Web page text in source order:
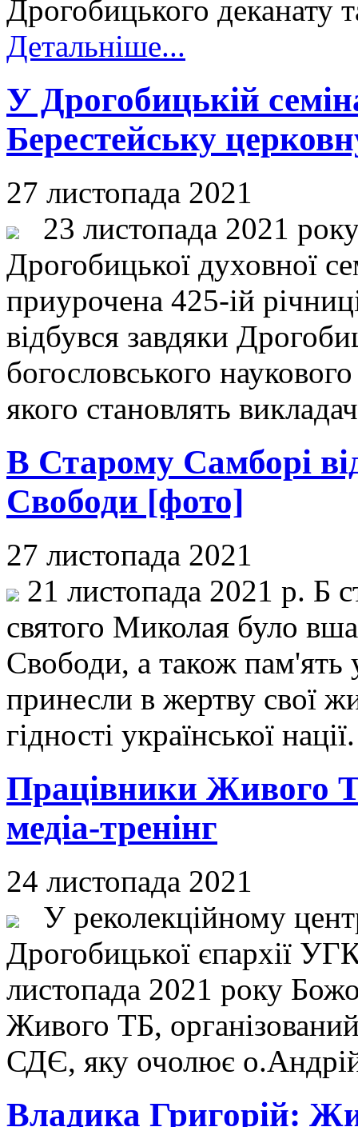
Дрогобицького деканату
Детальніше...
У Дрогобицькій
Берестейську
27 листопада 2021
23 листопада 2021
Дрогобицької духовної
приурочена 425-ій
відбувся завдяки
богословського
якого становлять
В Старому Самборі
Свободи [фото]
27 листопада 2021
21 листопада 2021 р. Б
святого Миколая було
Свободи, а також пам'ять
принесли в жертву свої
гідності української
Працівники Живого
медіа-тренінг
24 листопада 2021
У реколекційному
Дрогобицької єпархії
листопада 2021 року
Живого ТБ,
СДЄ, яку очолює
Владика Григорій: